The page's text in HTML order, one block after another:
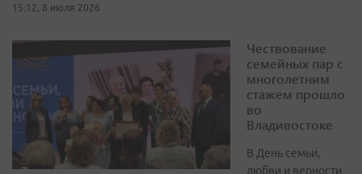
15:12, 8 июля 2026
Чествование
семейных пар с
многолетним
стажем прошло
во
Владивостоке
В День семьи,
любви и верности